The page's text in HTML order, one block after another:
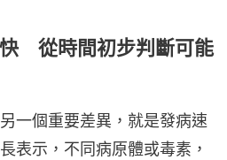
從時間初步判斷可能
一個重要差異，就是發病速
表示，不同病原體或毒素，